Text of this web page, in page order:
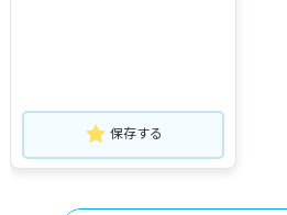
保存する